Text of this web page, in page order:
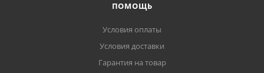
ПОМОЩЬ
Условия оплаты
Условия доставки
Гарантия на товар